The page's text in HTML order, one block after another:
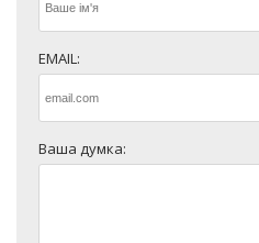
EMAIL:
Ваша думка: